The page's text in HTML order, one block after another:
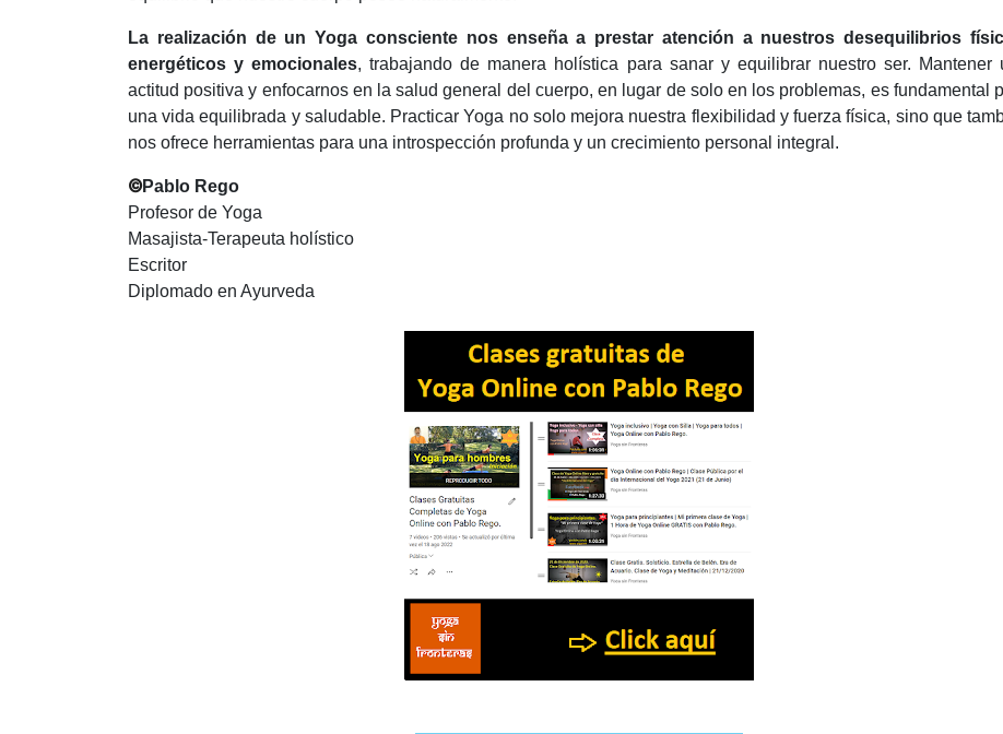
La realización de un Yoga consciente nos enseña a prestar atención a nuestros desequilibrios
energéticos y emocionales, trabajando de manera holística para sanar y equilibrar nuestro ser. Mantener
actitud positiva y enfocarnos en la salud general del cuerpo, en lugar de solo en los problemas, es fundamental
una vida equilibrada y saludable. Practicar Yoga no solo mejora nuestra flexibilidad y fuerza física, sino que
nos ofrece herramientas para una introspección profunda y un crecimiento personal integral.
©Pablo Rego
Profesor de Yoga
Masajista-Terapeuta holístico
Escritor
Diplomado en Ayurveda